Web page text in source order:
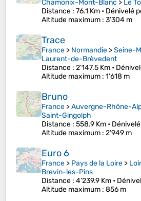
Chamonix-Mont-Blanc > Le
Distance : 76.1 Km • Dénivelé
Altitude maximum : 3’304 m
Trace
France > Normandie >Seine-
Laurent-de-Brèvedent
Distance : 2’147.5 Km •
Altitude maximum : 1’618 m
Bruno
France >Auvergne-Rhône-
Saint-Gingolph
Distance : 558.9 Km •
Altitude maximum : 2’949 m
Euro 6
France > Pays de la Loire >
Brevin-les-Pins
Distance : 4’239.9 Km •
Altitude maximum : 856 m